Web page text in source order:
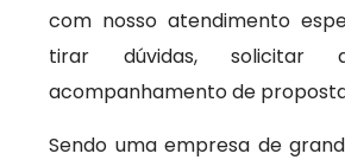
com nosso atendimento
tirar dúvidas, solicitar
acompanhamento de
Sendo uma empresa de